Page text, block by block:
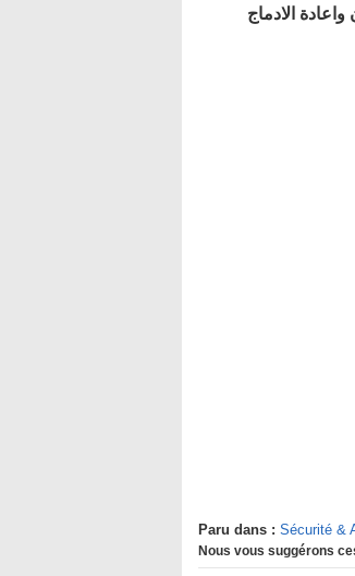
الادماج
Paru dans : Sécurité &
Nous vous suggérons